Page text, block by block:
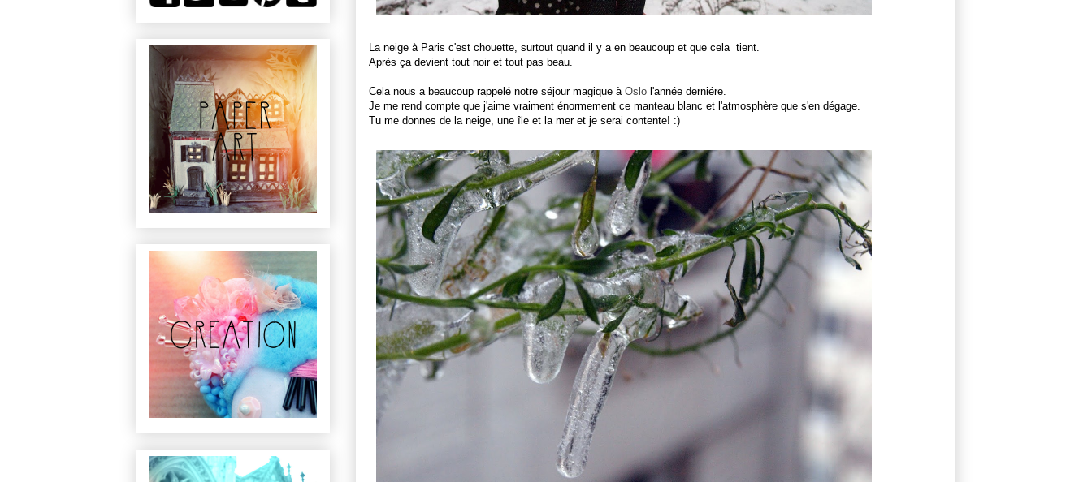
La neige à Paris c'est chouette, surtout quand il y a en beaucoup et que cela tient.
Après ça devient tout noir et tout pas beau.
Cela nous a beaucoup rappelé notre séjour magique à Oslo l'année derniére.
Je me rend compte que j'aime vraiment énormement ce manteau blanc et l'atmosphère que s'en dégage.
Tu me donnes de la neige, une île et la mer et je serai contente! :)